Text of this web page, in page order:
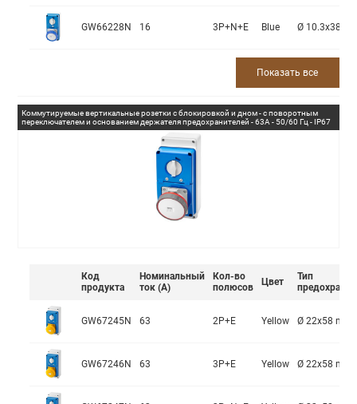
GW66228N 16 3P+N+E Blue Ø 10.3x38
Показать все
Коммутируемые вертикальные розетки с блокировкой и дном - с поворотным
переключателем и основанием держателя предохранителей - 63A - 50/60 Гц - IP67
Код
продукта
Номинальный
ток (А)
Кол-во
полюсов
Цвет
Тип
GW67245N 63 2P+E Yellow Ø 22x58 mm
GW67246N 63 3P+E Yellow Ø 22x58 mm